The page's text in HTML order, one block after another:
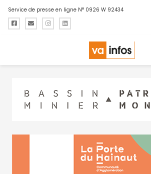
Service de presse en ligne N° 0926 W 92434